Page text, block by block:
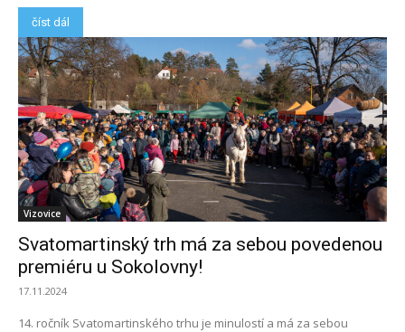
číst dál
Vizovice
Svatomartinský trh má za sebou povedenou
premiéru u Sokolovny!
17.11.2024
14. ročník Svatomartinského trhu je minulostí a má za sebou